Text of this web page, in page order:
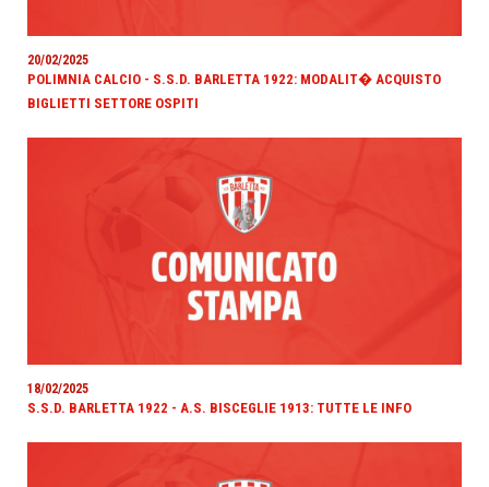
20/02/2025
POLIMNIA CALCIO - S.S.D. BARLETTA 1922: MODALIT� ACQUISTO
BIGLIETTI SETTORE OSPITI
18/02/2025
S.S.D. BARLETTA 1922 - A.S. BISCEGLIE 1913: TUTTE LE INFO